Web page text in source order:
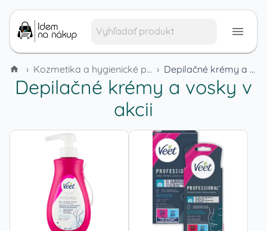
› Kozmetika a hygienické potreby › Depilačné krémy a vosky
Depilačné krémy a vosky v
akcii